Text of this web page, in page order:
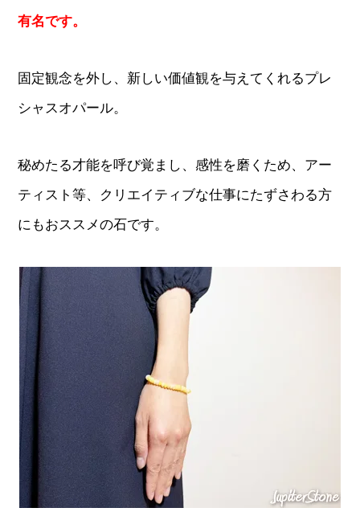
有名です。
固定観念を外し、新しい価値観を与えてくれるプレ
シャスオパール。
秘めたる才能を呼び覚まし、感性を磨くため、アー
ティスト等、クリエイティブな仕事にたずさわる方
にもおススメの石です。